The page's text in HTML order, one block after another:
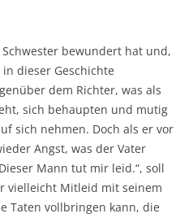
bewundert hat und,
dieser Geschichte
dem Richter, was als
sich behaupten und mutig
sich nehmen. Doch als er vor
Angst, was der Vater
Mann tut mir leid.“, soll
vielleicht Mitleid mit seinem
Taten vollbringen kann, die